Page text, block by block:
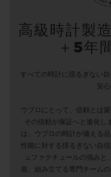
高級時計製
＋5年
すべての時計に揺るぎない
安心
ウブロにとって、信頼とは
その信頼が保証へと進化し
は、ウブロの時計が備える
性能に対する揺るぎない自
ュファクチュールの強みと
発、組み立てる専門チーム